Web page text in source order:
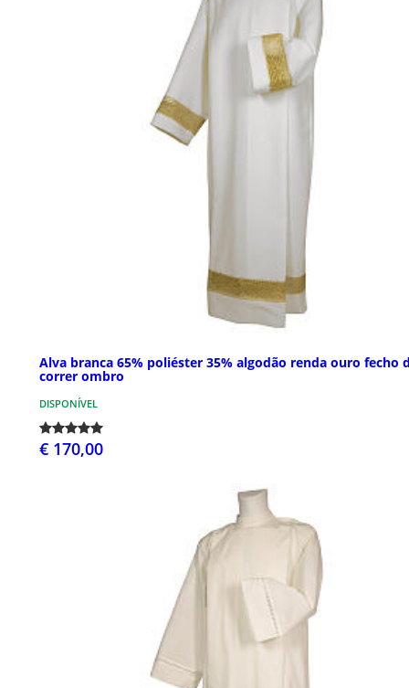
Alva branca 65% poliéster 35% algodão renda ouro fecho
correr ombro
DISPONÍVEL
€ 170,00